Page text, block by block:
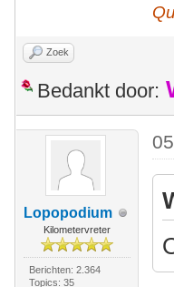
Zoek
Bedankt door:
Lopopodium
Kilometervreter
Berichten: 2.364
Topics: 35